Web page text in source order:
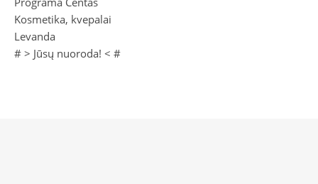
Kosmetika, kvepalai
Levanda
# > Jūsų nuoroda! < #